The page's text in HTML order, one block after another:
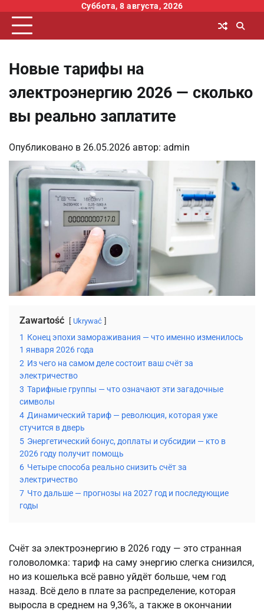
содержимому
Суббота, 8 августа, 2026
Новые тарифы на
электроэнергию 2026 — сколько
вы реально заплатите
Опубликовано в 26.05.2026 автор: admin
Zawartość Ukrywać
1 Конец эпохи замораживания — что именно изменилось
1 января 2026 года
2 Из чего на самом деле состоит ваш счёт за
электричество
3 Тарифные группы — что означают эти загадочные
символы
4 Динамический тариф — революция, которая уже
стучится в дверь
5 Энергетический бонус, доплаты и субсидии — кто в
2026 году получит помощь
6 Четыре способа реально снизить счёт за
электричество
7 Что дальше — прогнозы на 2027 год и последующие
годы
Счёт за электроэнергию в 2026 году — это странная
головоломка: тариф на саму энергию слегка снизился,
но из кошелька всё равно уйдёт больше, чем год
назад. Всё дело в плате за распределение, которая
выросла в среднем на 9,36%, а также в окончании